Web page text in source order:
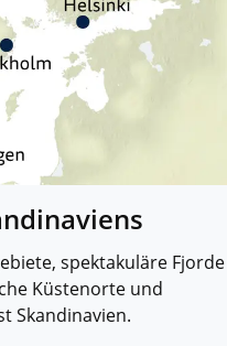
spektakuläre Fjorde
Küstenorte und
Skandinavien.